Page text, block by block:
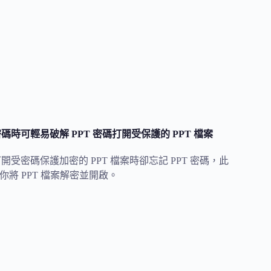
時可輕易破解 PPT 密碼打開受保護的 PPT 檔案
受密碼保護加密的 PPT 檔案時卻忘記 PPT 密碼，此
將 PPT 檔案解密並開啟。